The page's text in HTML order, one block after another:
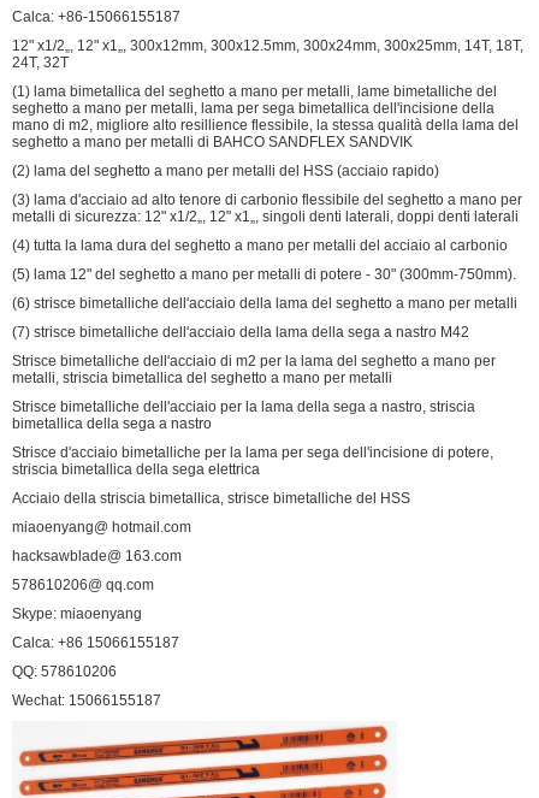
Calca: +86-15066155187
12" x1/2„, 12" x1„, 300x12mm, 300x12.5mm, 300x24mm, 300x25mm, 14T, 18T,
24T, 32T
(1) lama bimetallica del seghetto a mano per metalli, lame bimetalliche del
seghetto a mano per metalli, lama per sega bimetallica dell'incisione della
mano di m2, migliore alto resillience flessibile, la stessa qualità della lama del
seghetto a mano per metalli di BAHCO SANDFLEX SANDVIK
(2) lama del seghetto a mano per metalli del HSS (acciaio rapido)
(3) lama d'acciaio ad alto tenore di carbonio flessibile del seghetto a mano per
metalli di sicurezza: 12" x1/2„, 12" x1„, singoli denti laterali, doppi denti laterali
(4) tutta la lama dura del seghetto a mano per metalli del acciaio al carbonio
(5) lama 12" del seghetto a mano per metalli di potere - 30" (300mm-750mm).
(6) strisce bimetalliche dell'acciaio della lama del seghetto a mano per metalli
(7) strisce bimetalliche dell'acciaio della lama della sega a nastro M42
Strisce bimetalliche dell'acciaio di m2 per la lama del seghetto a mano per
metalli, striscia bimetallica del seghetto a mano per metalli
Strisce bimetalliche dell'acciaio per la lama della sega a nastro, striscia
bimetallica della sega a nastro
Strisce d'acciaio bimetalliche per la lama per sega dell'incisione di potere,
striscia bimetallica della sega elettrica
Acciaio della striscia bimetallica, strisce bimetalliche del HSS
miaoenyang@ hotmail.com
hacksawblade@ 163.com
578610206@ qq.com
Skype: miaoenyang
Calca: +86 15066155187
QQ: 578610206
Wechat: 15066155187